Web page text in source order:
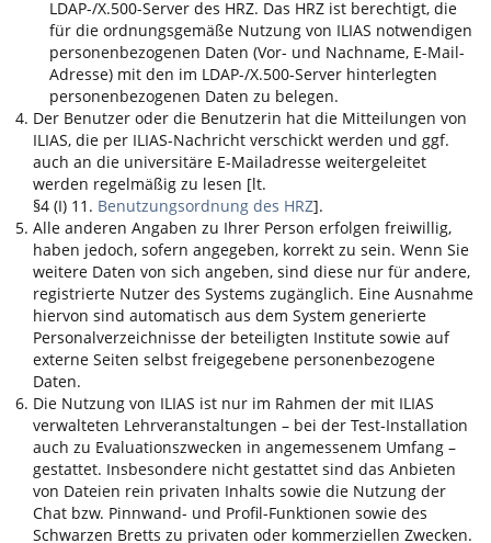
LDAP-/X.500-Server des HRZ. Das HRZ ist berechtigt, die
für die ordnungsgemäße Nutzung von ILIAS notwendigen
personenbezogenen Daten (Vor- und Nachname, E-Mail-
Adresse) mit den im LDAP-/X.500-Server hinterlegten
personenbezogenen Daten zu belegen.
Der Benutzer oder die Benutzerin hat die Mitteilungen von
ILIAS, die per ILIAS-Nachricht verschickt werden und ggf.
auch an die universitäre E-Mailadresse weitergeleitet
werden regelmäßig zu lesen [lt.
§4 (I) 11. Benutzungsordnung des HRZ].
Alle anderen Angaben zu Ihrer Person erfolgen freiwillig,
haben jedoch, sofern angegeben, korrekt zu sein. Wenn Sie
weitere Daten von sich angeben, sind diese nur für andere,
registrierte Nutzer des Systems zugänglich. Eine Ausnahme
hiervon sind automatisch aus dem System generierte
Personalverzeichnisse der beteiligten Institute sowie auf
externe Seiten selbst freigegebene personenbezogene
Daten.
Die Nutzung von ILIAS ist nur im Rahmen der mit ILIAS
verwalteten Lehrveranstaltungen – bei der Test-Installation
auch zu Evaluationszwecken in angemessenem Umfang –
gestattet. Insbesondere nicht gestattet sind das Anbieten
von Dateien rein privaten Inhalts sowie die Nutzung der
Chat bzw. Pinnwand- und Profil-Funktionen sowie des
Schwarzen Bretts zu privaten oder kommerziellen Zwecken.